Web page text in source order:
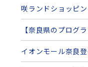
咲ランドショッピ
【奈良県のプログ
イオンモール奈良